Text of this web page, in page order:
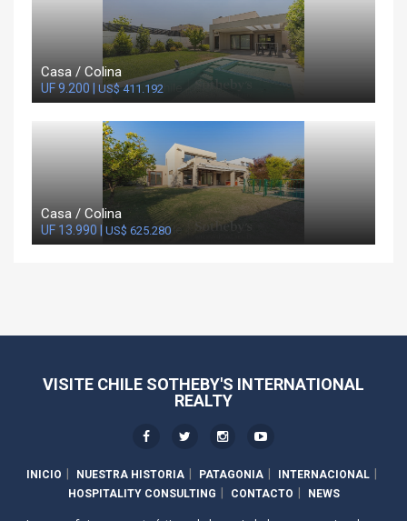
Casa / Colina
UF 9.200 | US$ 411.192
Casa / Colina
UF 13.990 | US$ 625.280
VISITE CHILE SOTHEBY'S INTERNATIONAL
REALTY
INICIO NUESTRA HISTORIA PATAGONIA
INTERNACIONAL
HOSPITALITY CONSULTING
CONTACTO NEWS